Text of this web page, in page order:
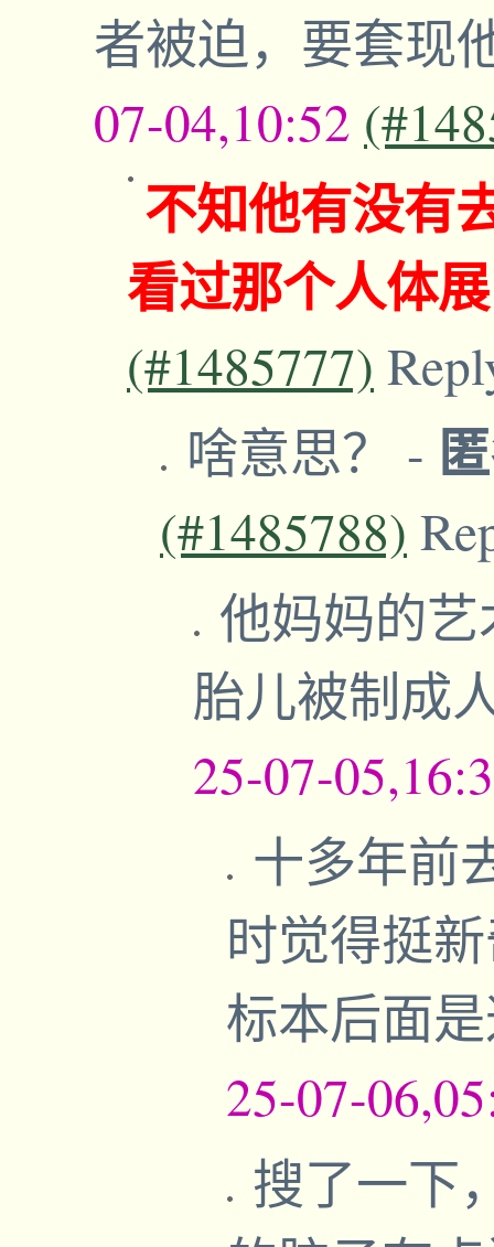
者被迫，要套现
07-04,10:52
不知他有没有
看过那个人体展
(#1485777)
啥意思？ -
(#1485788)
他妈妈的
胎儿被制成
25-07-
十多年前
时觉得挺
标本后面
25-07-
搜了一下